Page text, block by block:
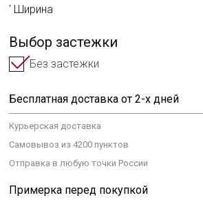
Гарантийные обязательства
Ширина
Выбор застежки
Без застежки
Бесплатная доставка от 2-х дней
Курьерская доставка
Самовывоз из 4200 пунктов
Отправка в любую точки России
Примерка перед покупкой